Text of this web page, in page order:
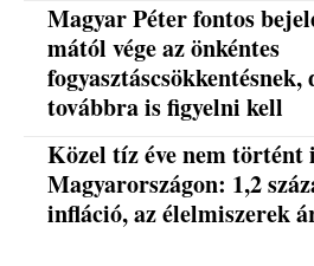
Magyar Péter fontos
mától vége az önkéntes
továbbra is figyelni kell
Közel tíz éve nem történt
Magyarországon: 1,2
infláció, az élelmiszerek